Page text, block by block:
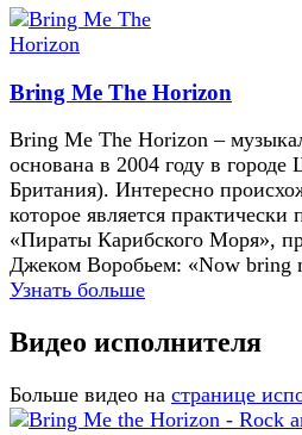
Bring Me The Horizon
Bring Me The Horizon –
основана в 2004 году в
Британия). Интересно
которое является
«Пираты Карибского Моря»,
Джеком Воробьем: «Now bring
Узнать больше
Видео исполнителя
Больше видео на странице